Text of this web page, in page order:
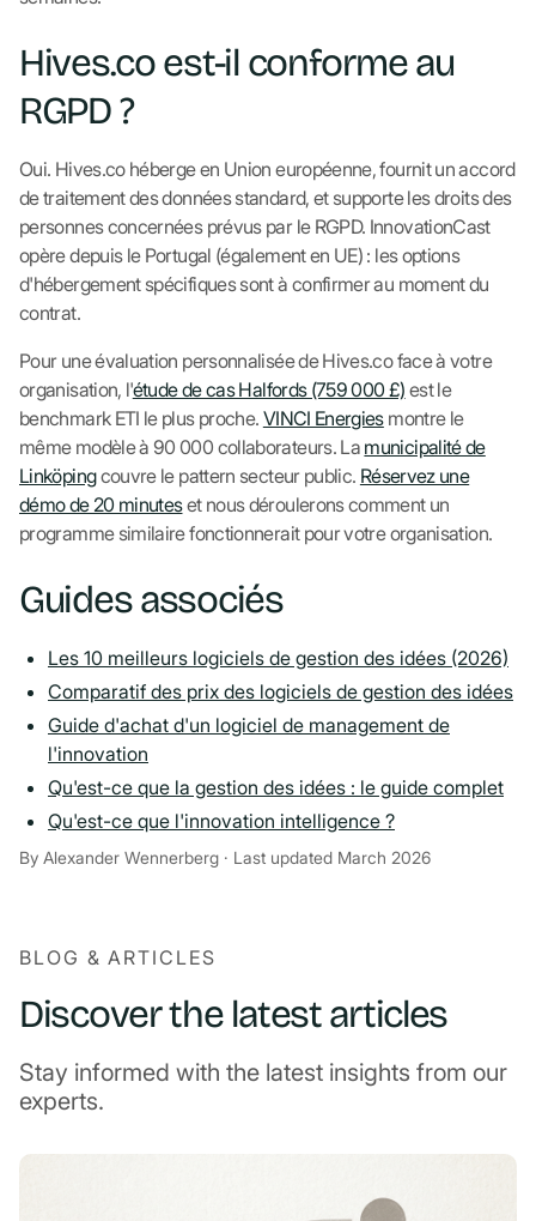
Hives.co est-il conforme au
RGPD ?
Oui. Hives.co héberge en Union européenne, fournit un accord
de traitement des données standard, et supporte les droits des
personnes concernées prévus par le RGPD. InnovationCast
opère depuis le Portugal (également en UE) : les options
d'hébergement spécifiques sont à confirmer au moment du
contrat.
Pour une évaluation personnalisée de Hives.co face à votre
organisation, l'étude de cas Halfords (759 000 £) est le
benchmark ETI le plus proche. VINCI Energiesmontre le
même modèle à 90 000 collaborateurs. La municipalité de
Linköpingcouvre le pattern secteur public. Réservez une
démo de 20 minuteset nous déroulerons comment un
programme similaire fonctionnerait pour votre organisation.
Guides associés
Les 10 meilleurs logiciels de gestion des idées (2026)
Comparatif des prix des logiciels de gestion des idées
Guide d'achat d'un logiciel de management de
l'innovation
Qu'est-ce que la gestion des idées : le guide complet
Qu'est-ce que l'innovation intelligence ?
By Alexander Wennerberg · Last updated March 2026
BLOG & ARTICLES
Discover the latest articles
Stay informed with the latest insights from our
experts.